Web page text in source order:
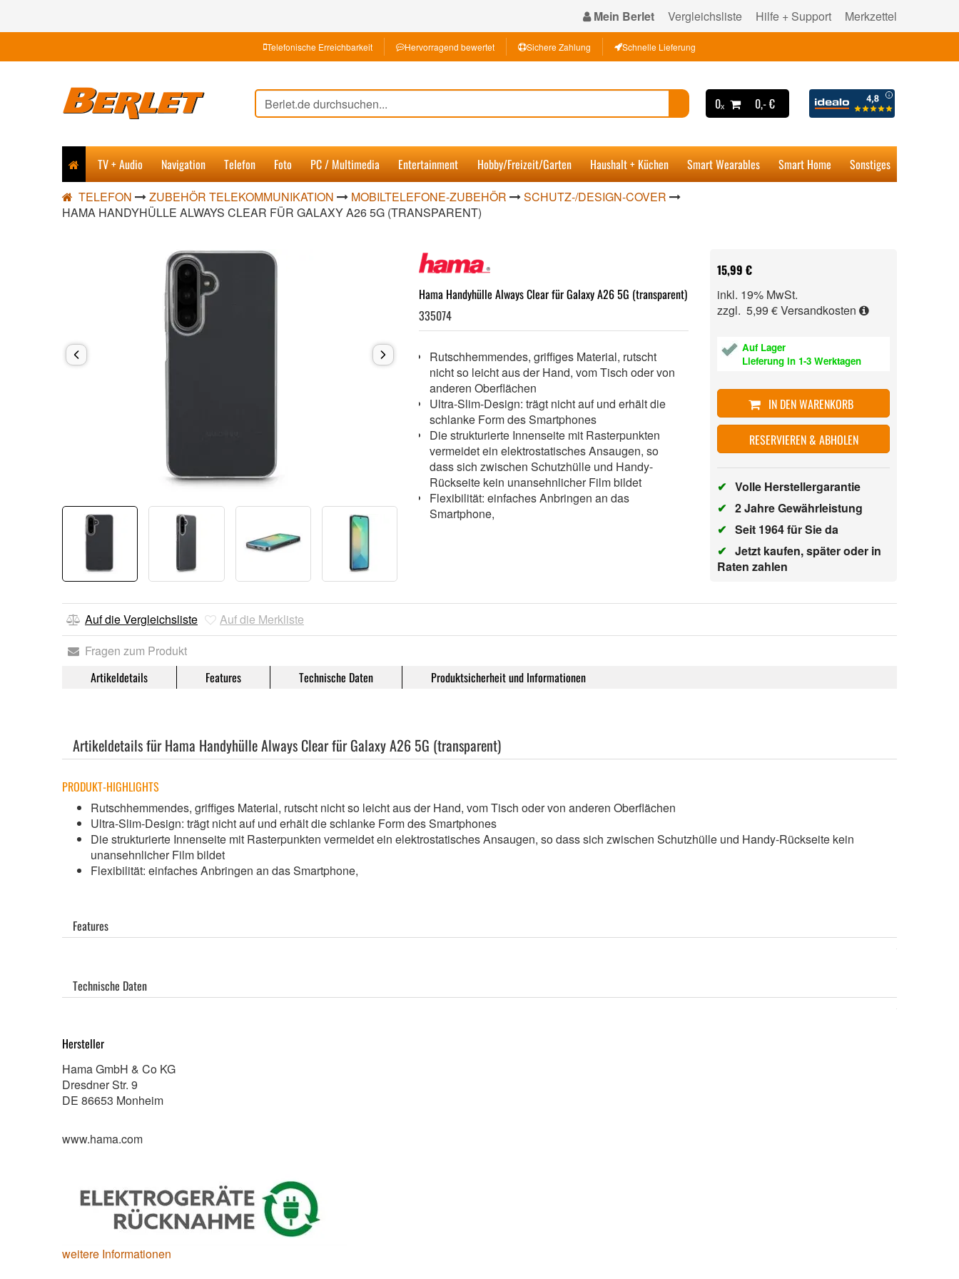
Mein Berlet Vergleichsliste Hilfe + Support Merkzettel
Telefonische Erreichbarkeit Hervorragend bewertet Sichere Zahlung Schnelle Lieferung
0ₓ 0,- €
TV + Audio Navigation Telefon Foto PC / Multimedia Entertainment Hobby/Freizeit/Garten Haushalt + Küchen Smart Wearables Smart Home Sonstiges
TELEFON ZUBEHÖR TELEKOMMUNIKATION MOBILTELEFONE-ZUBEHÖR
SCHUTZ-/DESIGN-COVER
HAMA HANDYHÜLLE ALWAYS CLEAR FÜR GALAXY A26 5G (TRANSPARENT)
Hama Handyhülle Always Clear für Galaxy A26 5G (transparent)
335074
Rutschhemmendes, griffiges Material, rutscht
nicht so leicht aus der Hand, vom Tisch oder von
anderen Oberflächen
Ultra-Slim-Design: trägt nicht auf und erhält die
schlanke Form des Smartphones
Die strukturierte Innenseite mit Rasterpunkten
vermeidet ein elektrostatisches Ansaugen, so
dass sich zwischen Schutzhülle und Handy-
Rückseite kein unansehnlicher Film bildet
Flexibilität: einfaches Anbringen an das
Smartphone,
15,99 €
inkl. 19% MwSt.
zzgl. 5,99 €Versandkosten
Auf Lager
Lieferung in 1-3 Werktagen
IN DEN WARENKORB
RESERVIEREN & ABHOLEN
✔ Volle Herstellergarantie
✔ 2 Jahre Gewährleistung
✔ Seit 1964 für Sie da
✔ Jetzt kaufen, später oder in
Raten zahlen
Auf die Vergleichsliste
Auf die Merkliste
Fragen zum Produkt
Artikeldetails Features Technische Daten Produktsicherheit und Informationen
Artikeldetails für Hama Handyhülle Always Clear für Galaxy A26 5G (transparent)
PRODUKT-HIGHLIGHTS
Rutschhemmendes, griffiges Material, rutscht nicht so leicht aus der Hand, vom Tisch oder von anderen Oberflächen
Ultra-Slim-Design: trägt nicht auf und erhält die schlanke Form des Smartphones
Die strukturierte Innenseite mit Rasterpunkten vermeidet ein elektrostatisches Ansaugen, so dass sich zwischen Schutzhülle und Handy-Rückseite kein
unansehnlicher Film bildet
Flexibilität: einfaches Anbringen an das Smartphone,
Features
Technische Daten
Hersteller
Hama GmbH & Co KG
Dresdner Str. 9
DE 86653 Monheim
www.hama.com
weitere Informationen